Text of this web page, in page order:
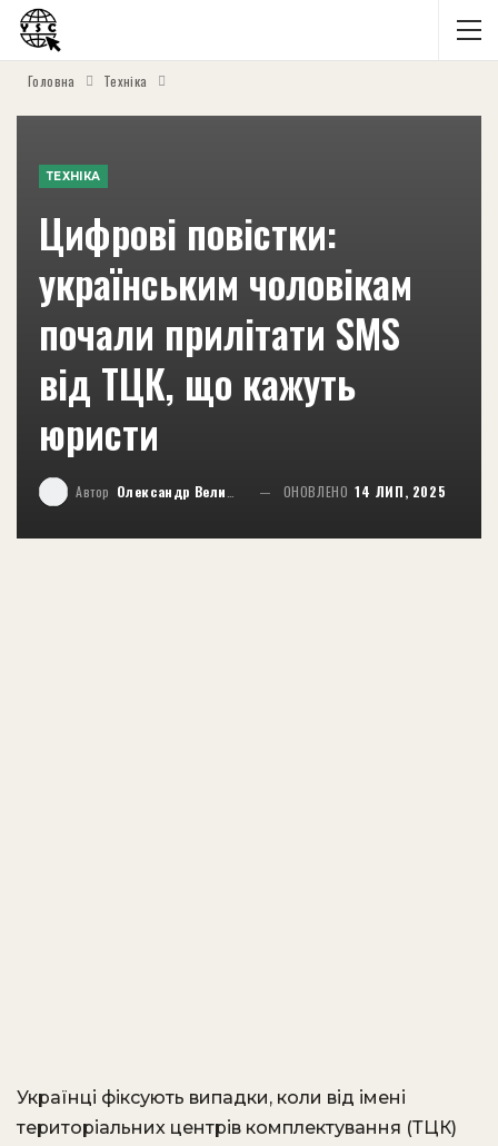
Головна Техніка
ТЕХНІКА
Цифрові повістки:
українським чоловікам
почали прилітати SMS
від ТЦК, що кажуть
юристи
Автор Олександр Великий ОНОВЛЕНО 14 ЛИП, 2025
Українці фіксують випадки, коли від імені
територіальних центрів комплектування (ТЦК)